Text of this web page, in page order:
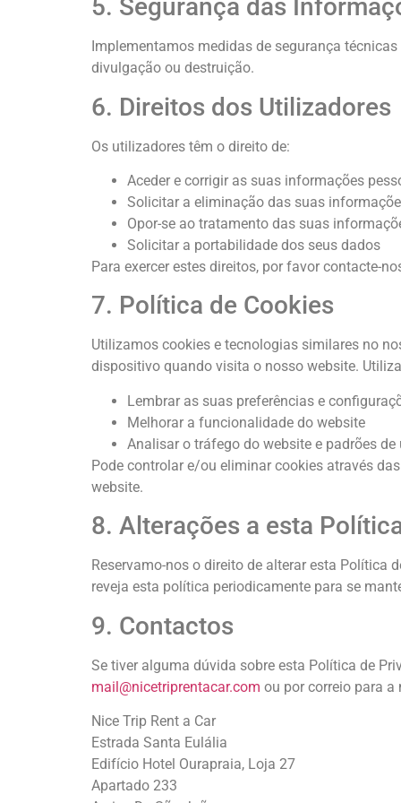
5. Segurança das
Implementamos medidas de segurança
divulgação ou destruição.
6. Direitos dos Utilizadores
Os utilizadores têm o direito de:
Aceder e corrigir as suas informações
Solicitar a eliminação das suas
Opor-se ao tratamento das suas
Solicitar a portabilidade dos seus dados
Para exercer estes direitos, por favor contacte-
7. Política de Cookies
Utilizamos cookies e tecnologias similares no
dispositivo quando visita o nosso website.
Lembrar as suas preferências e
Melhorar a funcionalidade do website
Analisar o tráfego do website e padrões
Pode controlar e/ou eliminar cookies através
website.
8. Alterações a esta
Reservamo-nos o direito de alterar esta Política
reveja esta política periodicamente para se
9. Contactos
Se tiver alguma dúvida sobre esta Política de
mail@nicetriprentacar.com ou por correio para a
Nice Trip Rent a Car
Estrada Santa Eulália
Edifício Hotel Ourapraia, Loja 27
Apartado 233